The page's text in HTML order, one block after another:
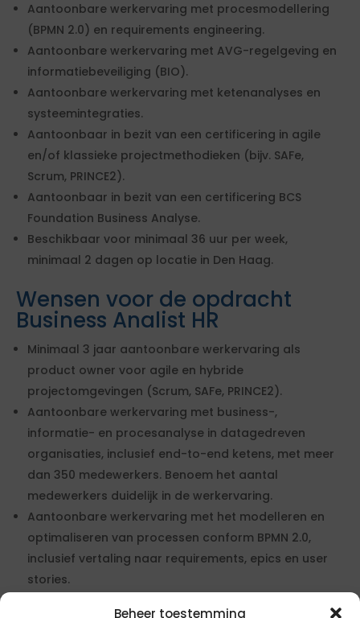
Beheer toestemming
Aantoonbare werkervaring met procesmodellering
(BPMN 2.0) en requirements engineering.
Aantoonbare werkervaring met AVG-regelgeving en
informatiebeveiliging (BIO).
Aantoonbare werkervaring met ketenanalyses en
systeemintegraties.
Aantoonbaar in bezit van een certificering in agile
en/of klassieke projectmethodieken (bijv. SAFe,
Scrum, PRINCE2).
Aantoonbaar in bezit van een certificering BCS
Foundation Business Analyse.
Beschikbaar voor minimaal 36 uur per week,
minimaal 2 dagen op locatie in Den Haag.
Wensen voor de opdracht
Business Analist HR
Minimaal 3 jaar aantoonbare werkervaring als
product owner voor agile en hybride
projectomgevingen (Scrum, SAFe, PRINCE2).
Aantoonbare werkervaring met business-,
informatie- en procesanalyse in datagedreven
organisaties, inclusief end-to-end ketens, met meer
dan 350 medewerkers. Benoem het aantal
medewerkers duidelijk in de werkervaring.
Aantoonbare werkervaring met het modelleren en
optimaliseren van processen conform BPMN 2.0,
inclusief vertaling naar requirements, epics en user
stories.